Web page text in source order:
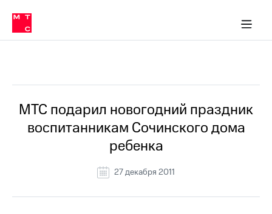
Медиа-центр
и акционерам
Устойчивое развитие
Комплаенс и деловая этика
компании
Карьера
История
компании
информация
в МТС
Пресс-
релизы
о технологиях
МТС подарил новогодний праздник
воспитанникам Сочинского дома
ребенка
27 декабря 2011